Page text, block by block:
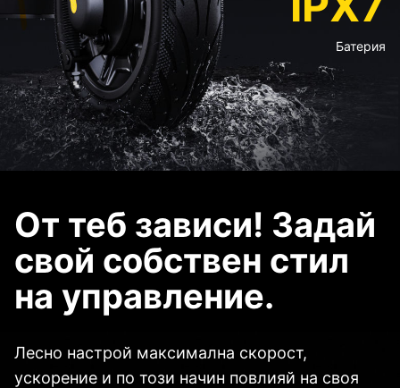
Батерия
От теб зависи! Задай
свой собствен стил
на управление.
Лесно настрой максимална скорост,
ускорение и по този начин повлияй на своя